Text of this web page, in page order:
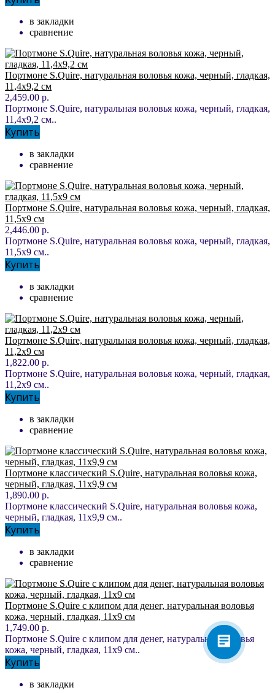
в закладки
сравнение
Портмоне S.Quire, натуральная воловья кожа, черный, гладкая,
11,4x9,2 см
2,459.00 р.
Портмоне S.Quire, натуральная воловья кожа, черный, гладкая,
11,4x9,2 см..
Купить
в закладки
сравнение
Портмоне S.Quire, натуральная воловья кожа, черный, гладкая,
11,5x9 см
2,446.00 р.
Портмоне S.Quire, натуральная воловья кожа, черный, гладкая,
11,5x9 см..
Купить
в закладки
сравнение
Портмоне S.Quire, натуральная воловья кожа, черный, гладкая,
11,2x9 см
1,822.00 р.
Портмоне S.Quire, натуральная воловья кожа, черный, гладкая,
11,2x9 см..
Купить
в закладки
сравнение
Портмоне классический S.Quire, натуральная воловья кожа,
черный, гладкая, 11x9,9 см
1,890.00 р.
Портмоне классический S.Quire, натуральная воловья кожа,
черный, гладкая, 11x9,9 см..
Купить
в закладки
сравнение
Портмоне S.Quire с клипом для денег, натуральная воловья
кожа, черный, гладкая, 11x9 см
1,749.00 р.
Портмоне S.Quire с клипом для денег, натуральная воловья
кожа, черный, гладкая, 11x9 см..
Купить
в закладки